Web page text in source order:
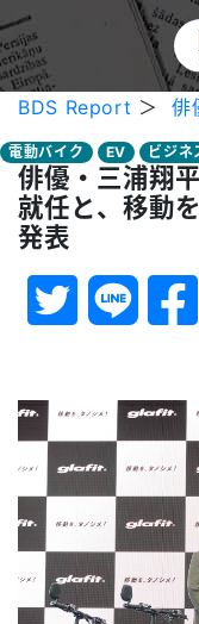
BDS Report ＞ 俳優
電動バイク EV ビジネ
俳優・三浦翔
就任と、移動
発表